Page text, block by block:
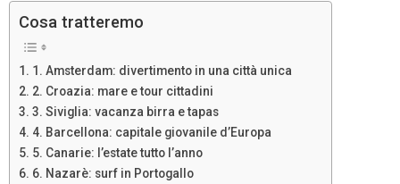
Cosa tratteremo
1. Amsterdam: divertimento in una città unica
2. Croazia: mare e tour cittadini
3. Siviglia: vacanza birra e tapas
4. Barcellona: capitale giovanile d’Europa
5. Canarie: l’estate tutto l’anno
6. Nazarè: surf in Portogallo